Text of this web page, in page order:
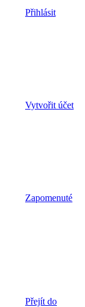
Přihlásit
Vytvořit účet
Zapomenuté
Přejít do